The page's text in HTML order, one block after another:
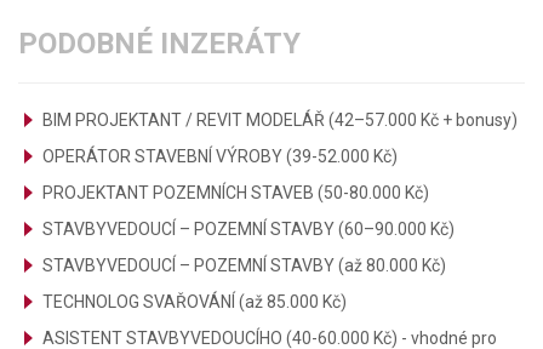
PODOBNÉ INZERÁTY
BIM PROJEKTANT / REVIT MODELÁŘ (42–57.000 Kč + bonusy)
OPERÁTOR STAVEBNÍ VÝROBY (39-52.000 Kč)
PROJEKTANT POZEMNÍCH STAVEB (50-80.000 Kč)
STAVBYVEDOUCÍ – POZEMNÍ STAVBY (60–90.000 Kč)
STAVBYVEDOUCÍ – POZEMNÍ STAVBY (až 80.000 Kč)
TECHNOLOG SVAŘOVÁNÍ (až 85.000 Kč)
ASISTENT STAVBYVEDOUCÍHO (40-60.000 Kč) - vhodné pro